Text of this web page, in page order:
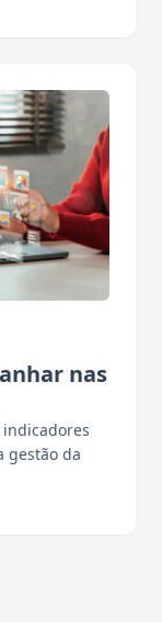
nas
indicadores
gestão da